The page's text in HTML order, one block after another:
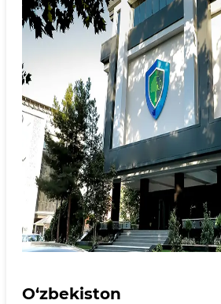
O‘zbekiston